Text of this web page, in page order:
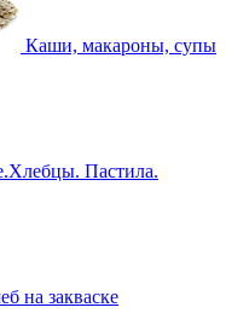
Каши, макароны, супы
Пастила.
на закваске